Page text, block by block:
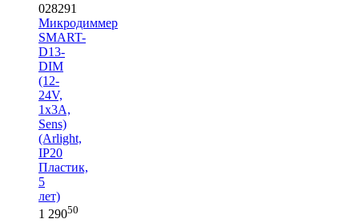
028291
Микродиммер
SMART-
D13-
DIM
(12-
24V,
1x3A,
Sens)
(Arlight,
IP20
Пластик,
5
лет)
1 29050